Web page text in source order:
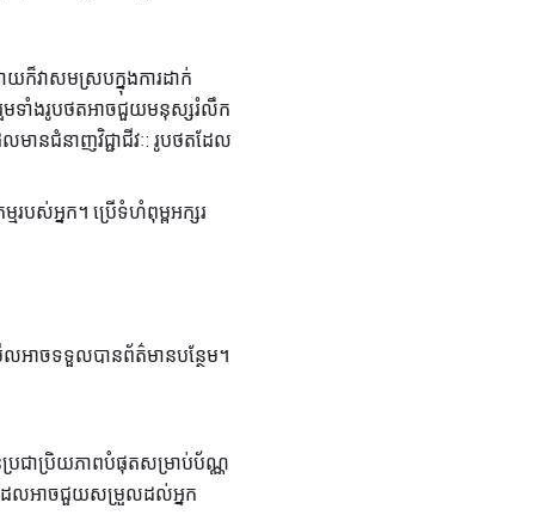
ក៏វាសមស្របក្នុងការដាក់
រួមទាំងរូបថតអាចជួយមនុស្សរំលឹក
មានជំនាញវិជ្ជាជីវៈ: រូបថតដែល
របស់អ្នក។ ប្រើទំហំពុម្ពអក្សរ
លអាចទទួលបានព័ត៌មានបន្ថែម។
រជាប្រិយភាពបំផុតសម្រាប់ប័ណ្ណ
រូដែលអាចជួយសម្រួលដល់អ្នក